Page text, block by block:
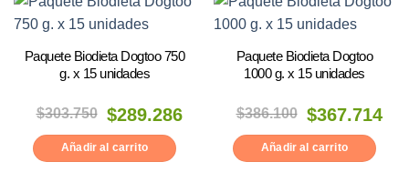
Paquete Biodieta Dogtoo 750
g. x 15 unidades
$303.750
El
precio
original
era:
$289.286
El
precio
actual
es:
Añadir al carrito
Paquete Biodieta Dogtoo
1000 g. x 15 unidades
$386.100
El
precio
original
era:
$367.714
El
precio
actual
es:
Añadir al carrito